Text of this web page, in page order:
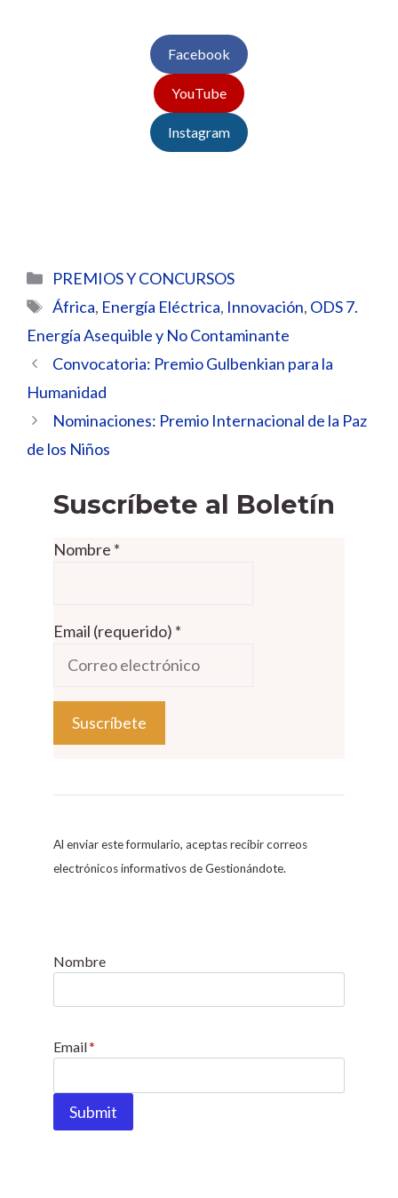
Facebook
YouTube
Instagram
Categorías
PREMIOS Y CONCURSOS
Etiquetas
África, Energía Eléctrica, Innovación, ODS 7.
Energía Asequible y No Contaminante
Convocatoria: Premio Gulbenkian para la
Humanidad
Nominaciones: Premio Internacional de la Paz
de los Niños
Suscríbete al Boletín
Nombre *
Email (requerido) *
o
s
t
C
n
a
U
Al enviar este formulario, aceptas recibir correos
electrónicos informativos de Gestionándote.
Nombre
Email*
Submit